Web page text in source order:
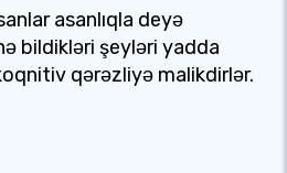
asanlıqla deyə
bildikləri şeyləri yadda
qərəzliyə malikdirlər.